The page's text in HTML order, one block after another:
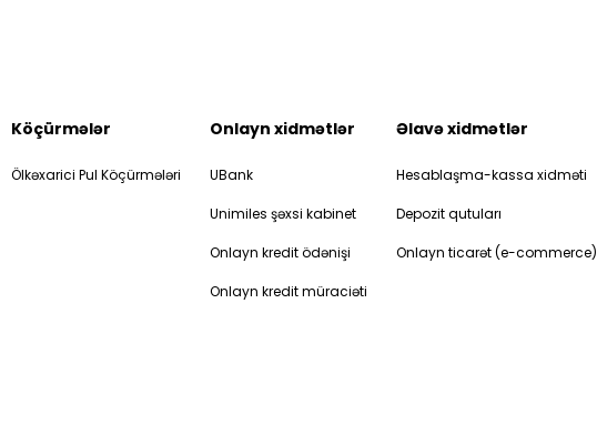
Köçürmələr
Ölkəxarici Pul Köçürmələri
Onlayn xidmətlər
UBank
Unimiles şəxsi kabinet
Onlayn kredit ödənişi
Onlayn kredit müraciəti
Əlavə xidmətlər
Hesablaşma-kassa xidməti
Depozit qutuları
Onlayn ticarət (e-commerce)